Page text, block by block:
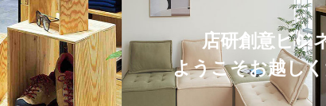
店研創意ビジ
ようこそお越し